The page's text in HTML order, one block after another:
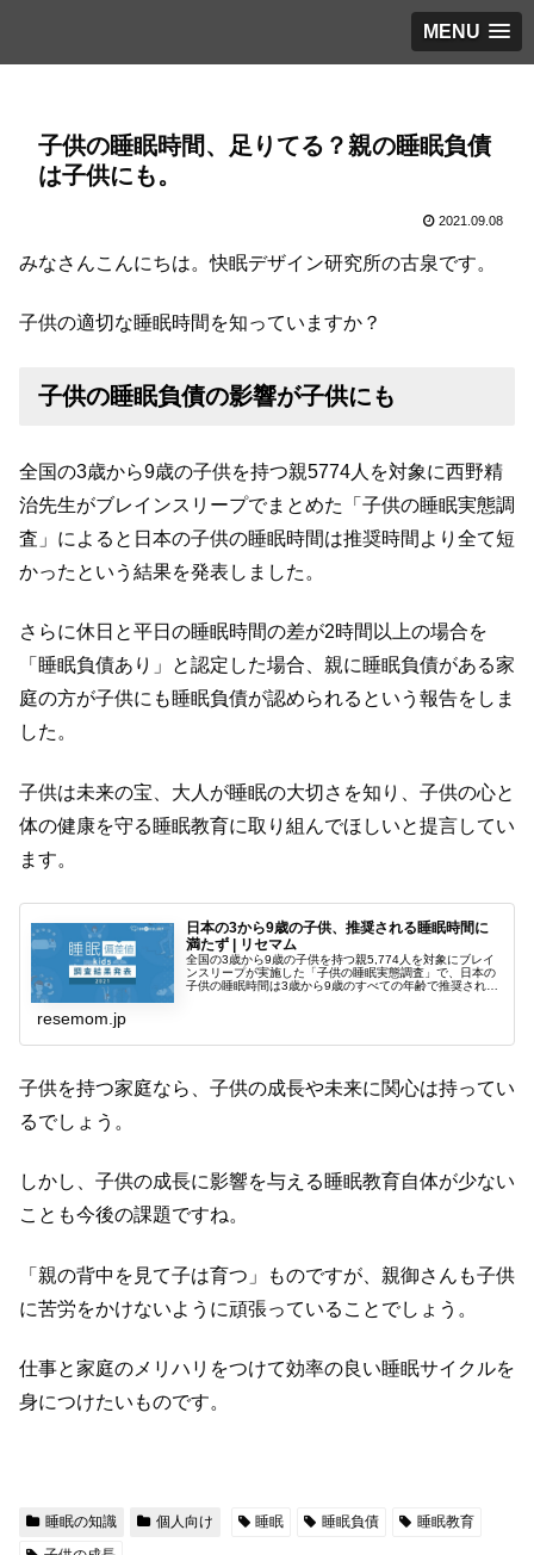
MENU
子供の睡眠時間、足りてる？親の睡眠負債
は子供にも。
2021.09.08
みなさんこんにちは。快眠デザイン研究所の古泉です。
子供の適切な睡眠時間を知っていますか？
子供の睡眠負債の影響が子供にも
全国の3歳から9歳の子供を持つ親5774人を対象に西野精
治先生がブレインスリープでまとめた「子供の睡眠実態調
査」によると日本の子供の睡眠時間は推奨時間より全て短
かったという結果を発表しました。
さらに休日と平日の睡眠時間の差が2時間以上の場合を
「睡眠負債あり」と認定した場合、親に睡眠負債がある家
庭の方が子供にも睡眠負債が認められるという報告をしま
した。
子供は未来の宝、大人が睡眠の大切さを知り、子供の心と
体の健康を守る睡眠教育に取り組んでほしいと提言してい
ます。
日本の3から9歳の子供、推奨される睡眠時間に
満たず | リセマム
全国の3歳から9歳の子供を持つ親5,774人を対象にブレイ
ンスリープが実施した「子供の睡眠実態調査」で、日本の
子供の睡眠時間は3歳から9歳のすべての年齢で推奨される
resemom.jp
子供を持つ家庭なら、子供の成長や未来に関心は持ってい
るでしょう。
しかし、子供の成長に影響を与える睡眠教育自体が少ない
ことも今後の課題ですね。
「親の背中を見て子は育つ」ものですが、親御さんも子供
に苦労をかけないように頑張っていることでしょう。
仕事と家庭のメリハリをつけて効率の良い睡眠サイクルを
身につけたいものです。
睡眠の知識 個人向け 睡眠 睡眠負債
睡眠教育